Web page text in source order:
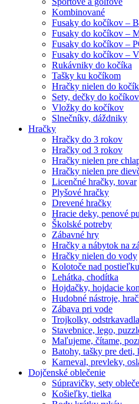
Kombinované
Fusaky do kočíkov –
Fusaky do kočíkov –
Fusaky do kočíkov –
Fusaky do kočíkov –
Rukávniky do kočíka
Tašky ku kočíkom
Hračky nielen do
Sety, dečky do kočíkov
Vložky do kočíkov
Slnečníky, dáždniky
Hračky
Hračky do 3 rokov
Hračky od 3 rokov
Hračky nielen pre
Hračky nielen pre
Licenčné hračky, tovar
Plyšové hračky
Drevené hračky
Hracie deky, penové
Školské potreby
Zábavné hry
Hračky a nábytok na
Hračky nielen do vody
Kolotoče nad
Lehátka, chodítka
Hojdačky, hojdacie
Hudobné nástroje,
Zábava pri vode
Trojkolky,
Stavebnice, lego,
Maľujeme, čítame,
Batohy, tašky pre deti,
Karneval, prevleky,
Dojčenské oblečenie
Súpravičky, sety
Košieľky, tielka